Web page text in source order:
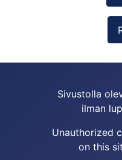
Sivustolla
ilman
Unauthorized
on this